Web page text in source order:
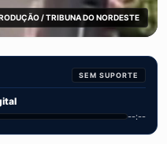
/ TRIBUNA DO NORDESTE
SEM SUPORTE
--:--